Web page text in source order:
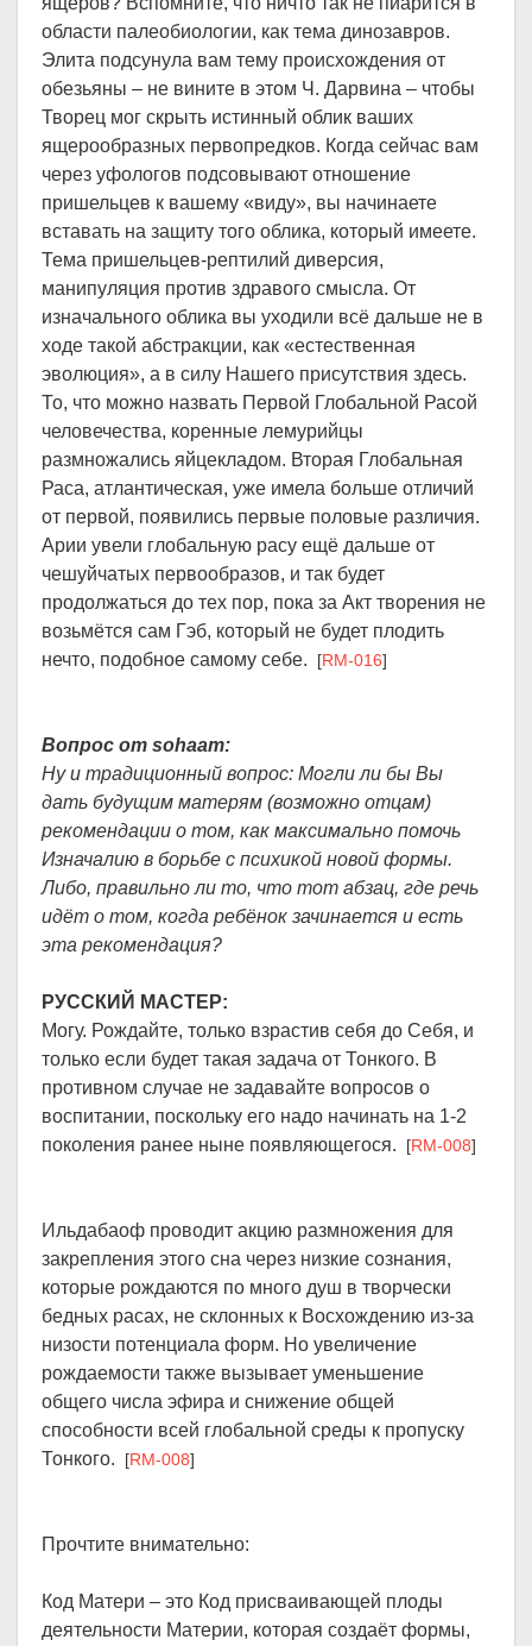
области палеобиологии, как тема динозавров.
Элита подсунула вам тему происхождения от
обезьяны – не вините в этом Ч. Дарвина – чтобы
Творец мог скрыть истинный облик ваших
ящерообразных первопредков. Когда сейчас вам
через уфологов подсовывают отношение
пришельцев к вашему «виду», вы начинаете
вставать на защиту того облика, который имеете.
Тема пришельцев-рептилий диверсия,
манипуляция против здравого смысла. От
изначального облика вы уходили всё дальше не в
ходе такой абстракции, как «естественная
эволюция», а в силу Нашего присутствия здесь.
То, что можно назвать Первой Глобальной Расой
человечества, коренные лемурийцы
размножались яйцекладом. Вторая Глобальная
Раса, атлантическая, уже имела больше отличий
от первой, появились первые половые различия.
Арии увели глобальную расу ещё дальше от
чешуйчатых первообразов, и так будет
продолжаться до тех пор, пока за Акт творения не
возьмётся сам Гэб, который не будет плодить
нечто, подобное самому себе. [RM-016]
Вопрос от sohaam:
Ну и традиционный вопрос: Могли ли бы Вы
дать будущим матерям (возможно отцам)
рекомендации о том, как максимально помочь
Изначалию в борьбе с психикой новой формы.
Либо, правильно ли то, что тот абзац, где речь
идёт о том, когда ребёнок зачинается и есть
эта рекомендация?
РУССКИЙ МАСТЕР:
Могу. Рождайте, только взрастив себя до Себя, и
только если будет такая задача от Тонкого. В
противном случае не задавайте вопросов о
воспитании, поскольку его надо начинать на 1-2
поколения ранее ныне появляющегося. [RM-008]
Ильдабаоф проводит акцию размножения для
закрепления этого сна через низкие сознания,
которые рождаются по много душ в творчески
бедных расах, не склонных к Восхождению из-за
низости потенциала форм. Но увеличение
рождаемости также вызывает уменьшение
общего числа эфира и снижение общей
способности всей глобальной среды к пропуску
Тонкого. [RM-008]
Прочтите внимательно:
Код Матери – это Код присваивающей плоды
деятельности Материи, которая создаёт формы,